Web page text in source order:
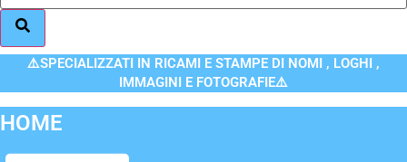
⚠️SPECIALIZZATI IN RICAMI E STAMPE DI NOMI , LOGHI ,
IMMAGINI E FOTOGRAFIE⚠️
HOME
Flyout